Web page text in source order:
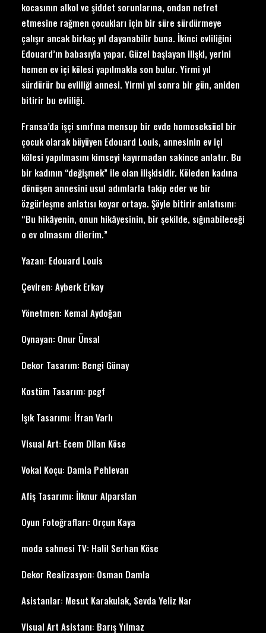
kocasının alkol ve şiddet sorunlarına, ondan nefret
etmesine rağmen çocukları için bir süre sürdürmeye
çalışır ancak birkaç yıl dayanabilir buna. İkinci evliliğini
Edouard’ın babasıyla yapar. Güzel başlayan ilişki, yerini
hemen ev içi kölesi yapılmakla son bulur. Yirmi yıl
sürdürür bu evliliği annesi. Yirmi yıl sonra bir gün, aniden
bitirir bu evliliği.
Fransa’da işçi sınıfına mensup bir evde homoseksüel bir
çocuk olarak büyüyen Edouard Louis, annesinin ev içi
kölesi yapılmasını kimseyi kayırmadan sakince anlatır. Bu
bir kadının “değişmek” ile olan ilişkisidir. Köleden kadına
dönüşen annesini usul adımlarla takip eder ve bir
özgürleşme anlatısı koyar ortaya. Şöyle bitirir anlatısını:
“Bu hikâyenin, onun hikâyesinin, bir şekilde, sığınabileceği
o ev olmasını dilerim.”
Yazan: Edouard Louis
Çeviren: Ayberk Erkay
Yönetmen: Kemal Aydoğan
Oynayan: Onur Ünsal
Dekor Tasarım: Bengi Günay
Kostüm Tasarım: pcgf
Işık Tasarımı: İfran Varlı
Visual Art: Ecem Dilan Köse
Vokal Koçu: Damla Pehlevan
Afiş Tasarımı: İlknur Alparslan
Oyun Fotoğrafları: Orçun Kaya
moda sahnesi TV: Halil Serhan Köse
Dekor Realizasyon: Osman Damla
Asistanlar: Mesut Karakulak, Sevda Yeliz Nar
Visual Art Asistanı: Barış Yılmaz